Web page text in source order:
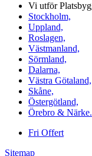
Vi utför
Stockholm,
Uppland,
Roslagen,
Västmanland,
Sörmland,
Dalarna,
Västra Götaland,
Skåne,
Östergötland,
Örebro & Närke.
Fri Offert
Sitemap